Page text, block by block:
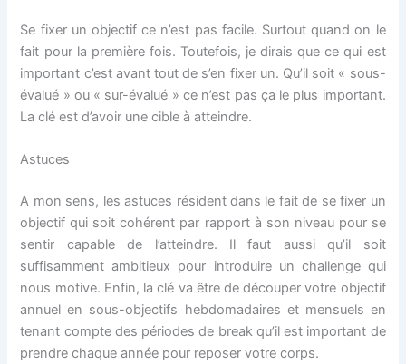
Se fixer un objectif ce n’est pas facile. Surtout quand on le
fait pour la première fois. Toutefois, je dirais que ce qui est
important c’est avant tout de s’en fixer un. Qu’il soit « sous-
évalué » ou « sur-évalué » ce n’est pas ça le plus important.
La clé est d’avoir une cible à atteindre.
Astuces
A mon sens, les astuces résident dans le fait de se fixer un
objectif qui soit cohérent par rapport à son niveau pour se
sentir capable de l’atteindre. Il faut aussi qu’il soit
suffisamment ambitieux pour introduire un challenge qui
nous motive. Enfin, la clé va être de découper votre objectif
annuel en sous-objectifs hebdomadaires et mensuels en
tenant compte des périodes de break qu’il est important de
prendre chaque année pour reposer votre corps.